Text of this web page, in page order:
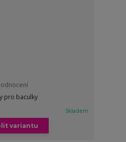
pro baculky
Skladem
variantu